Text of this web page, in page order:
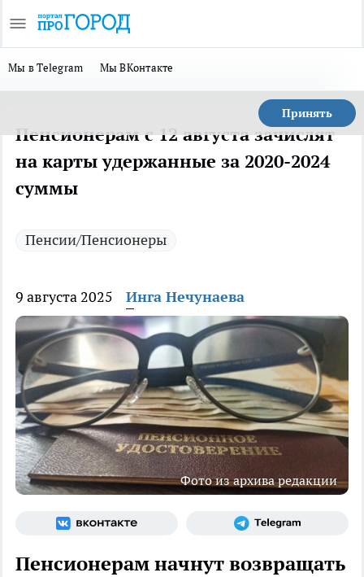
Мы в Telegram Мы ВКонтакте
Принять
Пенсионерам с 12 августа зачислят
на карты удержанные за 2020-2024
суммы
Пенсии/Пенсионеры
9 августа 2025 Инга Нечунаева
Фото из архива редакции
Пенсионерам начнут возвращать